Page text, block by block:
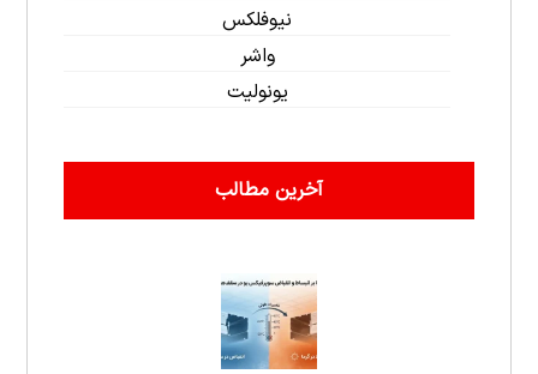
نیوفلکس
واشر
یونولیت
آخرین مطالب